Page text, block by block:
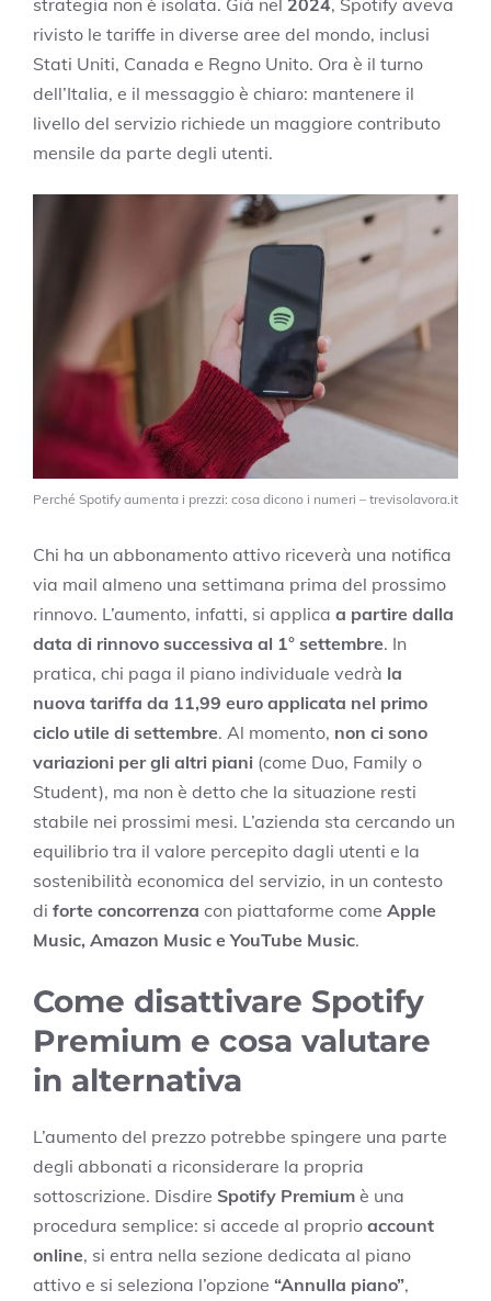
strategia non è isolata. Già nel 2024, Spotify aveva
rivisto le tariffe in diverse aree del mondo, inclusi
Stati Uniti, Canada e Regno Unito. Ora è il turno
dell’Italia, e il messaggio è chiaro: mantenere il
livello del servizio richiede un maggiore contributo
mensile da parte degli utenti.
Perché Spotify aumenta i prezzi: cosa dicono i numeri – trevisolavora.it
Chi ha un abbonamento attivo riceverà una notifica
via mail almeno una settimana prima del prossimo
rinnovo. L’aumento, infatti, si applica a partire dalla
data di rinnovo successiva al 1° settembre. In
pratica, chi paga il piano individuale vedrà la
nuova tariffa da 11,99 euro applicata nel primo
ciclo utile di settembre. Al momento, non ci sono
variazioni per gli altri piani (come Duo, Family o
Student), ma non è detto che la situazione resti
stabile nei prossimi mesi. L’azienda sta cercando un
equilibrio tra il valore percepito dagli utenti e la
sostenibilità economica del servizio, in un contesto
di forte concorrenza con piattaforme come Apple
Music, Amazon Music e YouTube Music.
Come disattivare Spotify
Premium e cosa valutare
in alternativa
L’aumento del prezzo potrebbe spingere una parte
degli abbonati a riconsiderare la propria
sottoscrizione. Disdire Spotify Premium è una
procedura semplice: si accede al proprio account
online, si entra nella sezione dedicata al piano
attivo e si seleziona l’opzione “Annulla piano”,